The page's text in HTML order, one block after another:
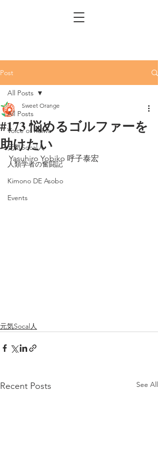
Post
All Posts
Voice of Reiwa
元気Socal人
人類学者の奮闘記
Kimono DE Asobo
Events
All Posts
#173 悩めるゴルファーを
助けたい
Sweet Orange
Yasuhiro Yobiko 呼子泰宏
元気Socal人
Recent Posts See All